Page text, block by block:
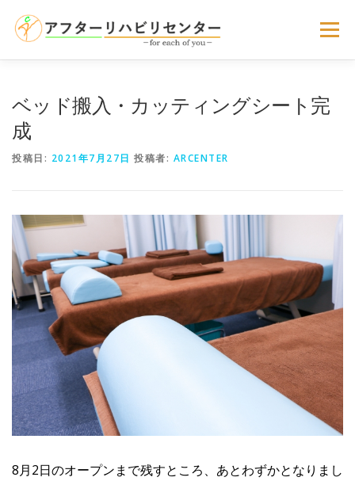
メニュー
ベッド搬入・カッティングシート完
成
投稿日: 2021年7月27日 投稿者: ARCENTER
8月2日のオープンまで残すところ、あとわずかとなりまし